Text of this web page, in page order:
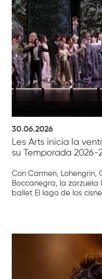
30.06.2026
Les Arts inicia la
su Temporada 2026-
Con Carmen, Lohengrin,
Boccanegra, la
ballet El lago de los